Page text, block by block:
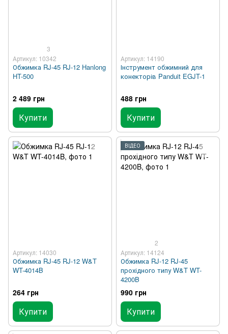
3
Артикул: 10342
Обжимка RJ-45 RJ-12 Hanlong
HT-500
2 489 грн
Купити
Артикул: 14190
Інструмент обжимний для
конекторів Panduit EGJT-1
488 грн
Купити
Артикул: 14030
Обжимка RJ-45 RJ-12 W&T
WT-4014B
264 грн
Купити
ВІДЕО
2
Артикул: 14124
Обжимка RJ-12 RJ-45
прохідного типу W&T WT-
4200B
990 грн
Купити